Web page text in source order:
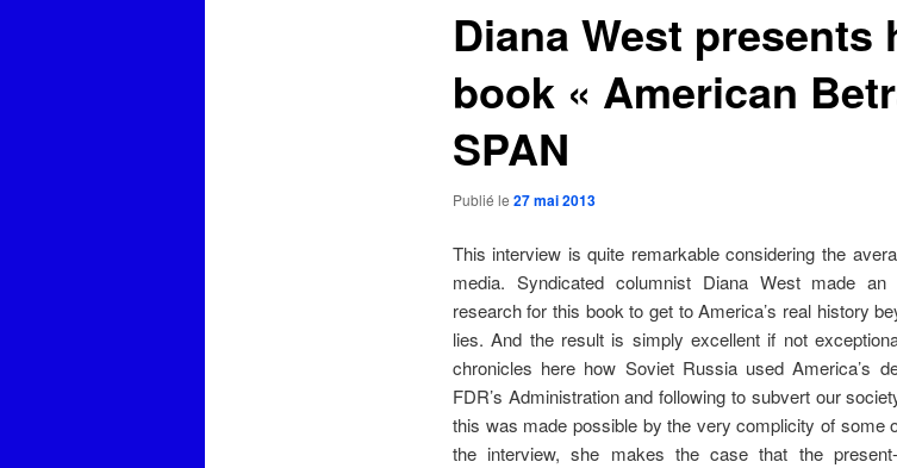
Diana West presents
book « American
SPAN
Publié le 27 mai 2013
This interview is quite remarkable considering the
media. Syndicated columnist Diana West made
research for this book to get to America’s real history
lies. And the result is simply excellent if not
chronicles here how Soviet Russia used America’s
FDR’s Administration and following to subvert our
this was made possible by the very complicity of some
the interview, she makes the case that the